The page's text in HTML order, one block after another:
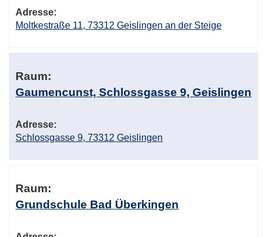
Adresse:
Moltkestraße 11, 73312 Geislingen an der Steige
Raum:
Gaumencunst, Schlossgasse 9, Geislingen
Adresse:
Schlossgasse 9, 73312 Geislingen
Raum:
Grundschule Bad Überkingen